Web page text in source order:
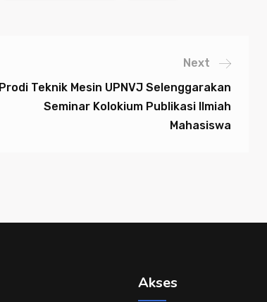
Next
Prodi Teknik Mesin UPNVJ Selenggarakan
Seminar Kolokium Publikasi Ilmiah
Mahasiswa
Akses